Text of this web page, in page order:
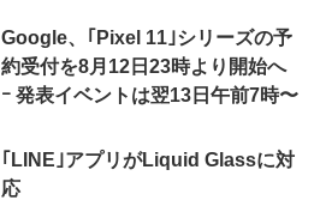
Google、｢Pixel 11｣シリーズの予
約受付を8月12日23時より開始へ
ｰ 発表イベントは翌13日午前7時〜
｢LINE｣アプリがLiquid Glassに対
応